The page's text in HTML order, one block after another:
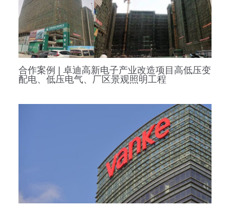
合作案例 | 卓迪高新电子产业改造项目高低压变
配电、低压电气、厂区景观照明工程